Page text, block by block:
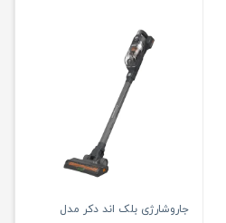
جاروشارژی بلک‌ اند‌ دکر مدل